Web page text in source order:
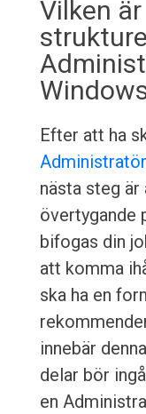
Vilken
Efter att ha
nästa steg
övertygande
bifogas din
att komma
ska ha en
innebär
delar bör
en